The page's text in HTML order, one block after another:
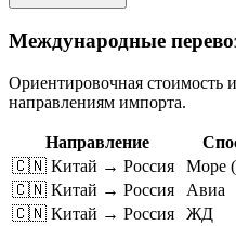
Международные
Ориентировочная стоимость
направлениям импорта.
Направление
🇨🇳 Китай → Россия
Море
🇨🇳 Китай → Россия
Авиа
🇨🇳 Китай → Россия
ЖД